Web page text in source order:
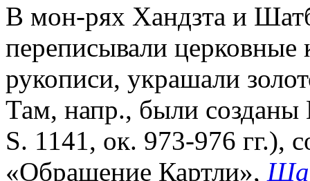
В мон-рях Хандзта и
переписывали
рукописи, украшали
Там, напр., были созданы
S. 1141, ок. 973-976 гг.),
«Обращение Картли»,